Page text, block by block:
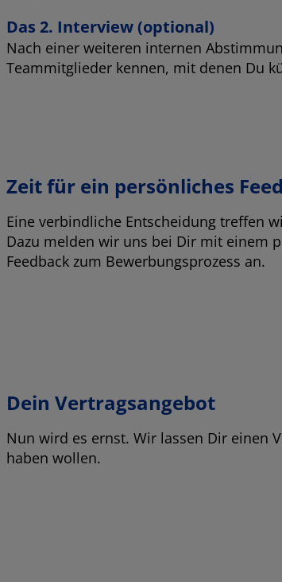
Das 2. Interview (optional)
Nach einer weiteren internen
Teammitglieder kennen, mit denen Du
Zeit für ein persönliches
Eine verbindliche Entscheidung treffen
Dazu melden wir uns bei Dir mit einem
Feedback zum Bewerbungsprozess an.
Dein Vertragsangebot
Nun wird es ernst. Wir lassen Dir einen
haben wollen.